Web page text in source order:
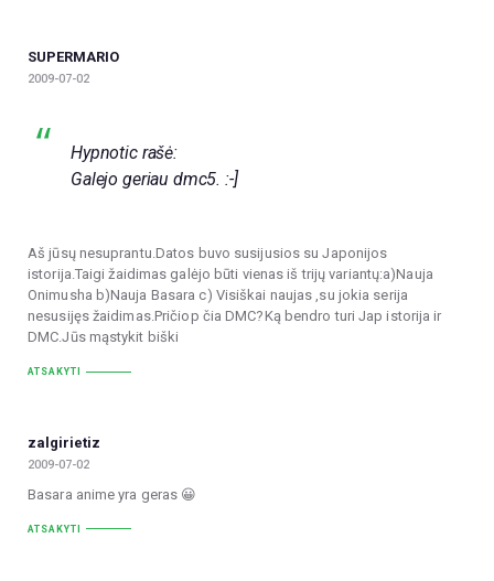
SUPERMARIO
2009-07-02
Hypnotic rašė:
Galejo geriau dmc5. :-]
Aš jūsų nesuprantu.Datos buvo susijusios su Japonijos
istorija.Taigi žaidimas galėjo būti vienas iš trijų variantų:a)Nauja
Onimusha b)Nauja Basara c) Visiškai naujas ,su jokia serija
nesusijęs žaidimas.Pričiop čia DMC?Ką bendro turi Jap istorija ir
DMC.Jūs mąstykit biški
ATSAKYTI
zalgirietiz
2009-07-02
Basara anime yra geras 😀
ATSAKYTI